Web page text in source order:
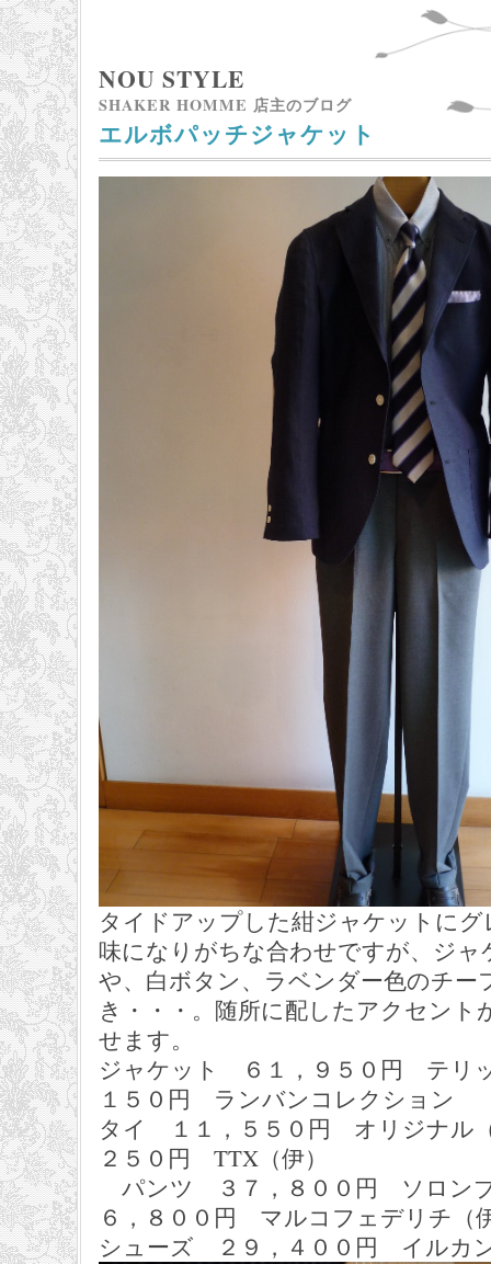
NOU STYLE
SHAKER HOMME 店主のブログ
エルボパッチジャケット
タイドアップした紺ジャケットに
味になりがちな合わせですが、ジ
や、白ボタン、ラベンダー色のチー
き・・・。随所に配したアクセン
せます。
ジャケット ６１，９５０円 テ
１５０円 ランバンコレクション
タイ １１，５５０円 オリジナ
２５０円 TTX（伊）
パンツ ３７，８００円 ソロ
６，８００円 マルコフェデリチ（
シューズ ２９，４００円 イルカ